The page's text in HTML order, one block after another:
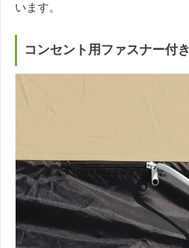
います。
コンセント用ファスナー付き